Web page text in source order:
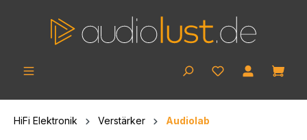
HiFi Elektronik Verstärker Audiolab